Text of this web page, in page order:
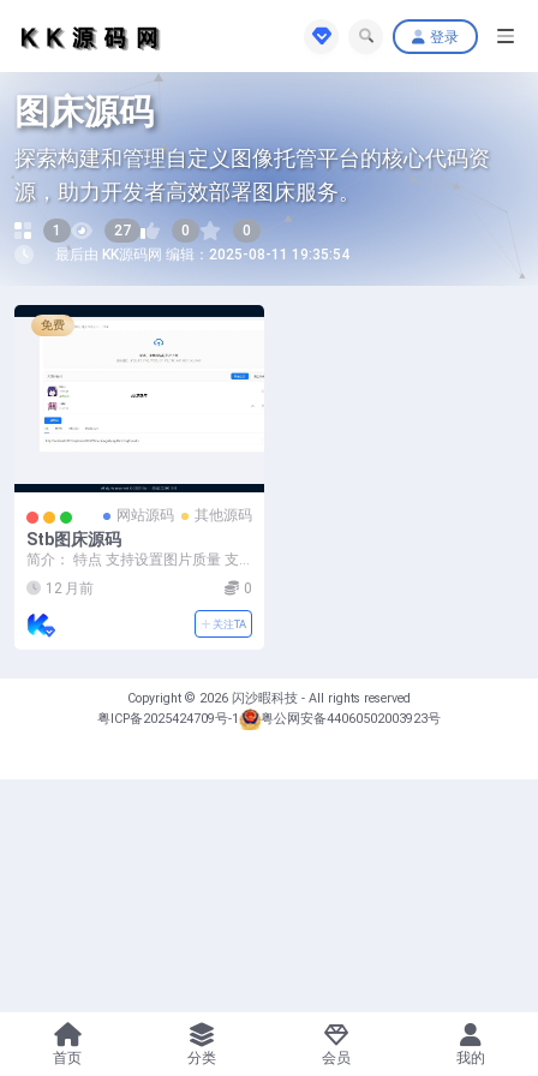
登录
图床源码
探索构建和管理自定义图像托管平台的核心代码资
源，助力开发者高效部署图床服务。
1 27 0
0
最后由 KK源码网 编辑：2025-08-11 19:35:54
免费
网站源码 其他源码
Stb图床源码
简介： 特点 支持设置图片质量 支
持压缩图片大小 支持文字/图片水印
支持设置图...
12 月前 0
关注TA
Copyright © 2026 闪沙暇科技 - All rights reserved
粤ICP备2025424709号-1
粤公网安备44060502003923号
首页 分类 会员 我的